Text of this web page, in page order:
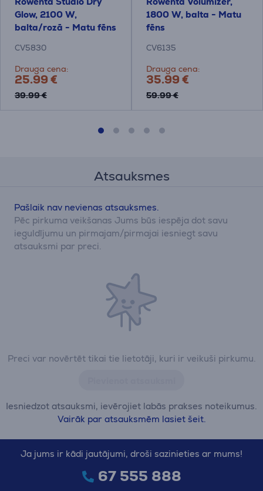
Glow, 2100 W,
balta/rozā - Matu fēns
CV5830
Drauga cena:
25.99 €
39.99 €
1800 W, balta - Matu
fēns
CV6135
Drauga cena:
35.99 €
59.99 €
Atsauksmes
Preci var novērtēt tikai tie lietotāji, kuri ir veikuši pirkumu.
Iesniedzot atsauksmi, ievērojiet labās prakses noteikumus.
Vairāk par atsauksmēm lasiet šeit.
Pašlaik nav nevienas atsauksmes.
Pēc pirkuma veikšanas Jums būs iespēja dot savu
ieguldījumu un pirmajam/pirmajai iesniegt savu
atsauksmi par preci.
Ja jums ir kādi jautājumi, droši sazinieties ar mums!
67 555 888